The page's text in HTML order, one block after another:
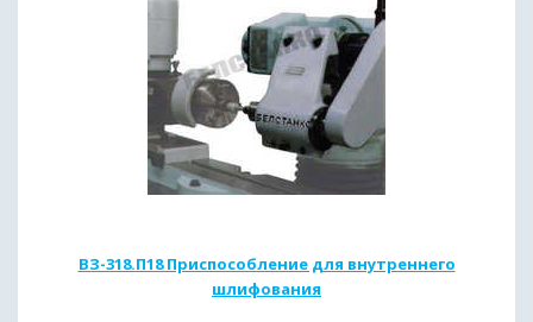
ВЗ-318.П18 Приспособление для внутреннего
шлифования